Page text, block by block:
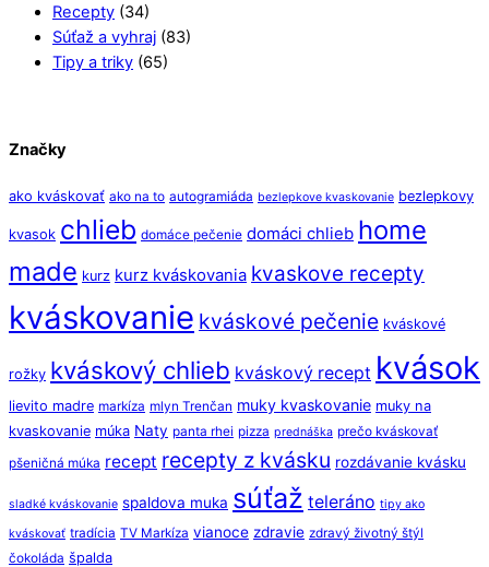
Recepty (34)
Súťaž a vyhraj (83)
Tipy a triky (65)
Značky
ako kváskovať ako na to autogramiáda bezlepkove kvaskovanie bezlepkovy
kvasok chlieb domáce pečenie domáci chlieb home
made kurz kurz kváskovania kvaskove recepty
kváskovanie kváskové pečenie kváskové
rožky kváskový chlieb kváskový recept kvások
lievito madre markíza mlyn Trenčan muky kvaskovanie muky na
kvaskovanie múka Naty panta rhei pizza prednáška prečo kváskovať
pšeničná múka recept recepty z kvásku rozdávanie kvásku
sladké kváskovanie spaldova muka súťaž teleráno tipy ako
kváskovať tradícia TV Markíza vianoce zdravie zdravý životný štýl
čokoláda špalda